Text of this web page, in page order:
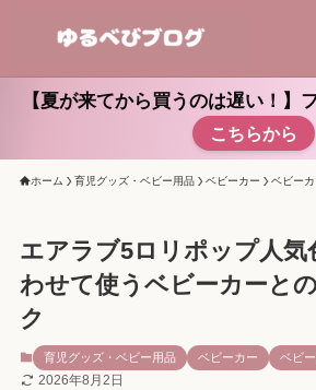
【夏が来てから買うのは遅い！】
こちらから
ホーム 育児グッズ・ベビー用品 ベビーカー ベビー
エアラブ5ロリポップ人気
わせて使うベビーカーと
ク
育児グッズ・ベビー用品 ベビーカー ベビ
2026年8月2日